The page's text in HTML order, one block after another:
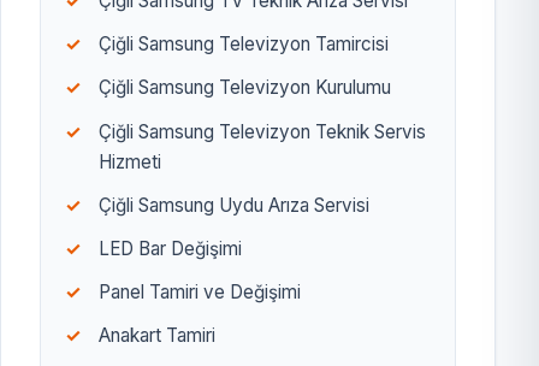
Çiğli Samsung Televizyon Tamircisi
Çiğli Samsung Televizyon Kurulumu
Çiğli Samsung Televizyon Teknik Servis
Hizmeti
Çiğli Samsung Uydu Arıza Servisi
LED Bar Değişimi
Panel Tamiri ve Değişimi
Anakart Tamiri